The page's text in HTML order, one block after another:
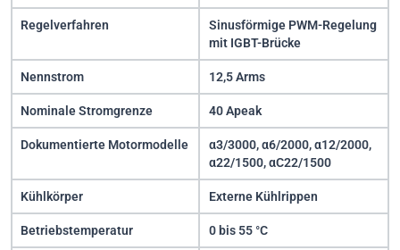
Regelverfahren
Sinusförmige PWM-Regelung
mit IGBT-Brücke
Nennstrom 12,5 Arms
Nominale Stromgrenze 40 Apeak
Dokumentierte Motormodelle
α3/3000, α6/2000, α12/2000,
α22/1500, αC22/1500
Kühlkörper Externe Kühlrippen
Betriebstemperatur 0 bis 55 °C